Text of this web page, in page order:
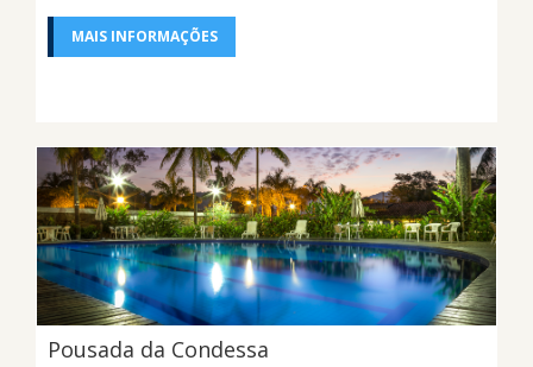
MAIS INFORMAÇÕES
Pousada da Condessa